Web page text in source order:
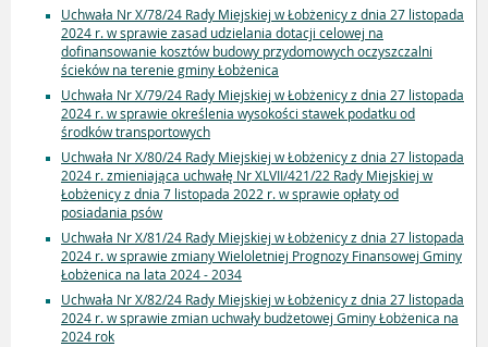
Uchwała Nr X/78/24 Rady Miejskiej w Łobżenicy z dnia 27 listopada
2024 r. w sprawie zasad udzielania dotacji celowej na
dofinansowanie kosztów budowy przydomowych oczyszczalni
ścieków na terenie gminy Łobżenica
Uchwała Nr X/79/24 Rady Miejskiej w Łobżenicy z dnia 27 listopada
2024 r. w sprawie określenia wysokości stawek podatku od
środków transportowych
Uchwała Nr X/80/24 Rady Miejskiej w Łobżenicy z dnia 27 listopada
2024 r. zmieniająca uchwałę Nr XLVII/421/22 Rady Miejskiej w
Łobżenicy z dnia 7 listopada 2022 r. w sprawie opłaty od
posiadania psów
Uchwała Nr X/81/24 Rady Miejskiej w Łobżenicy z dnia 27 listopada
2024 r. w sprawie zmiany Wieloletniej Prognozy Finansowej Gminy
Łobżenica na lata 2024 - 2034
Uchwała Nr X/82/24 Rady Miejskiej w Łobżenicy z dnia 27 listopada
2024 r. w sprawie zmian uchwały budżetowej Gminy Łobżenica na
2024 rok